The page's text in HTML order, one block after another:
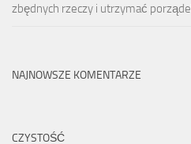
zbędnych rzeczy i utrzymać
NAJNOWSZE KOMENTARZE
CZYSTOŚĆ